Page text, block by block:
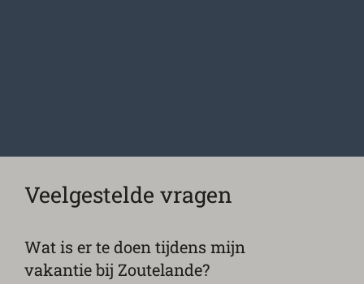
Veelgestelde vragen
Wat is er te doen tijdens mijn
vakantie bij Zoutelande?